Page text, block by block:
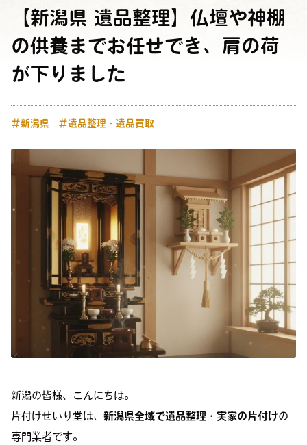
【新潟県 遺品整理】仏壇や神棚
の供養までお任せでき、肩の荷
が下りました
＃新潟県 ＃遺品整理・遺品買取
新潟の皆様、こんにちは。
片付けせいり堂は、 新潟県全域で遺品整理・実家の片付けの
専門業者です。